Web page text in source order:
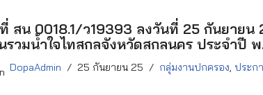
สน 0018.1/ว19393 ลงวันที่ 25 กันยายน
รวมน้ำใจไทสกลจังหวัดสกลนคร ประจำปี
DopaAdmin 25 กันยายน 25 กลุ่มงานปกครอง, ประก